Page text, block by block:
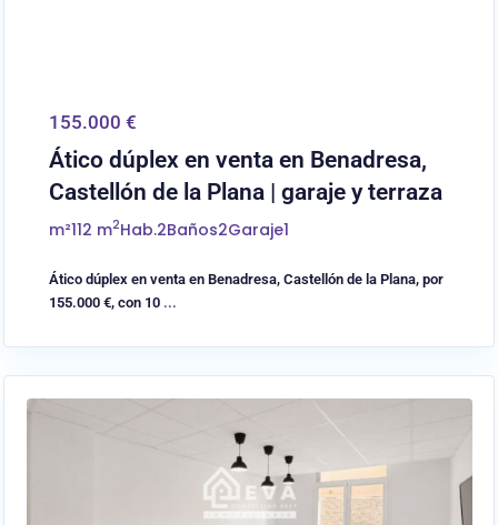
155.000 €
Ático dúplex en venta en Benadresa,
Castellón de la Plana | garaje y terraza
m²112 m2Hab.2Baños2Garaje1
Ático dúplex en venta en Benadresa, Castellón de la Plana, por
155.000 €, con 10 ...
Almassora/Almazora